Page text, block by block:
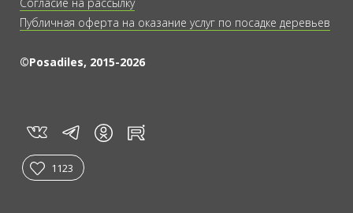
Публичная оферта на оказание услуг по посадке деревьев
©Posadiles, 2015-2026
vk tg in rt
1123